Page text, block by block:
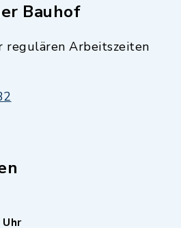
Bauhof
regulären Arbeitszeiten